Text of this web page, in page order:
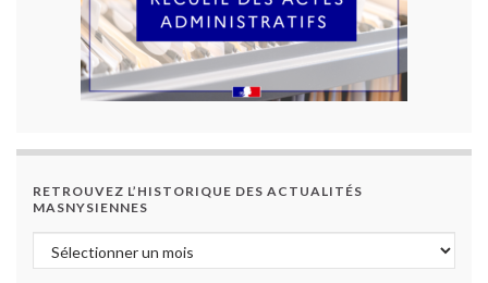
RETROUVEZ L’HISTORIQUE DES ACTUALITÉS
MASNYSIENNES
Retrouvez l’historique des actualités masnysiennes